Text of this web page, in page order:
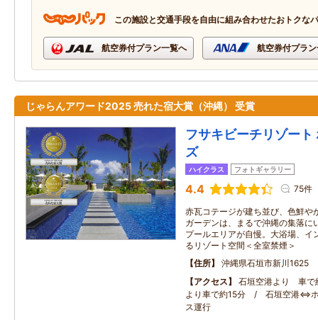
この施設と交通手段を自由に組み合わせたおトクな
航空券付プラン一覧へ 航空券付プラ
じゃらんアワード2025 売れた宿大賞（沖縄） 受賞
フサキビーチリゾート
ズ
ハイクラス フォトギャラリー
4.4 75件
赤瓦コテージが建ち並び、色鮮や
ガーデンは、まるで沖縄の集落に
プールエリアが自慢。大浴場、イ
るリゾート空間＜全室禁煙＞
住所
沖縄県石垣市新川1625
アクセス
石垣空港より 車
より車で約15分 / 石垣空港⇔ホ
ス運行